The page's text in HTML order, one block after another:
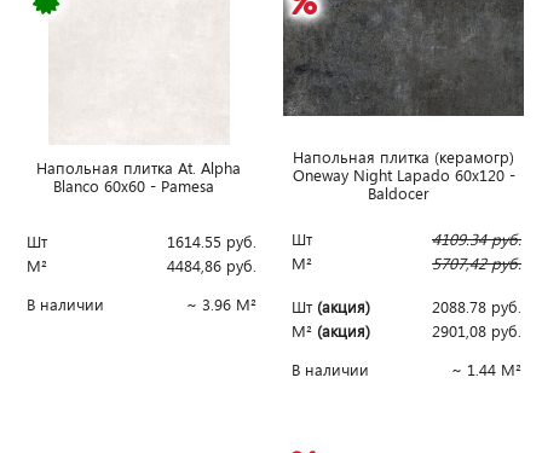
Напольная плитка At. Alpha
Blanco 60x60 - Pamesa
Шт 1614.55 руб.
М²
4484,86 руб.
В наличии
~ 3.96 М²
Напольная плитка (керамогр)
Oneway Night Lapado 60x120 -
Baldocer
Шт 4109.34руб.
М²
5707,42руб.
Шт(акция) 2088.78 руб.
М² (акция) 2901,08 руб.
В наличии
~ 1.44 М²